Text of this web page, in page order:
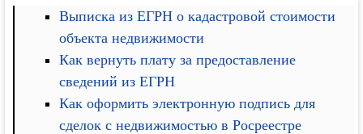
Выписка из ЕГРН о кадастровой стоимости
объекта недвижимости
Как вернуть плату за предоставление
сведений из ЕГРН
Как оформить электронную подпись для
сделок с недвижимостью в Росреестре